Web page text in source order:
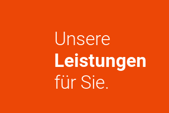
Unsere
Leistungen
für Sie.